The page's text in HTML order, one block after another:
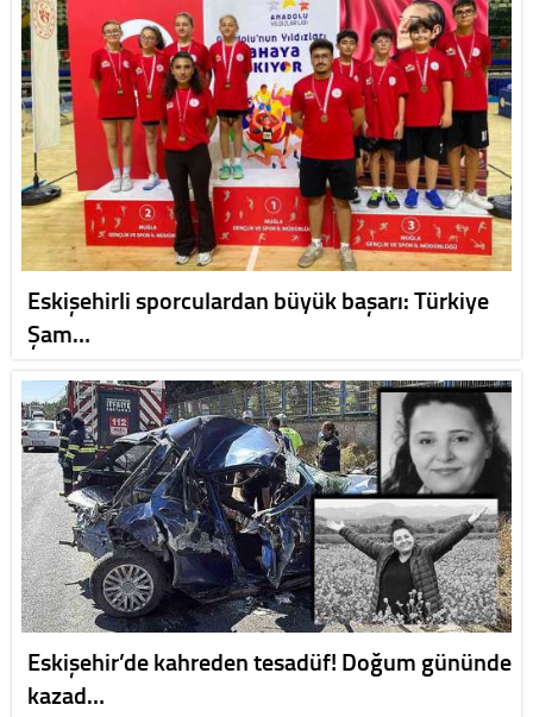
Eskişehirli sporculardan büyük başarı: Türkiye
Şam…
Eskişehir’de kahreden tesadüf! Doğum gününde
kazad…